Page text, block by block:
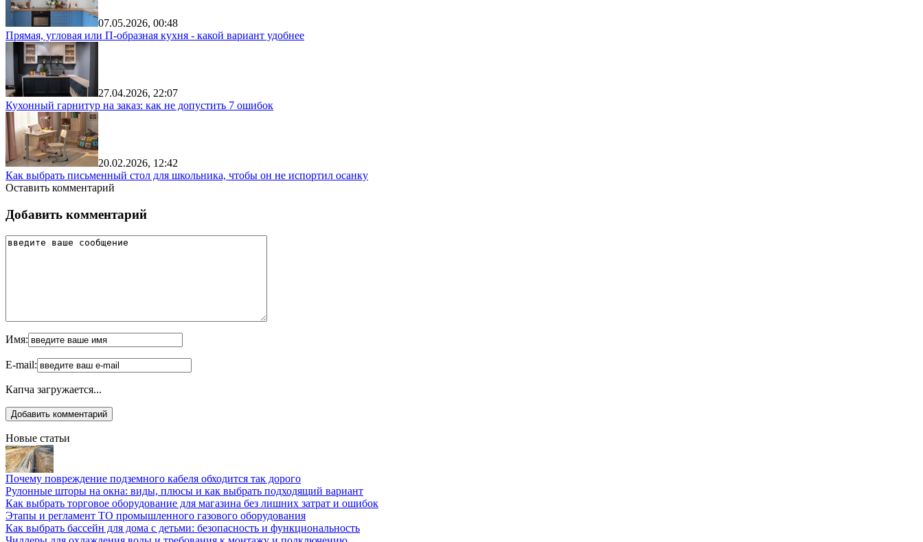
07.05.2026, 00:48
Прямая, угловая или П-образная кухня - какой вариант удобнее
27.04.2026, 22:07
Кухонный гарнитур на заказ: как не допустить 7 ошибок
20.02.2026, 12:42
Как выбрать письменный стол для школьника, чтобы он не испортил осанку
Оставить комментарий
Добавить комментарий
Имя:
E-mail:
Капча загружается...
Новые статьи
Почему повреждение подземного кабеля обходится так дорого
Рулонные шторы на окна: виды, плюсы и как выбрать подходящий вариант
Как выбрать торговое оборудование для магазина без лишних затрат и ошибок
Этапы и регламент ТО промышленного газового оборудования
Как выбрать бассейн для дома с детьми: безопасность и функциональность